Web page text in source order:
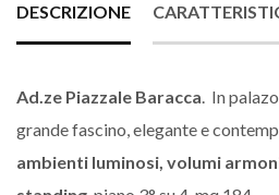
DESCRIZIONE
Ad.ze Piazzale Baracca. In
grande fascino, elegante e
ambienti luminosi, volumi